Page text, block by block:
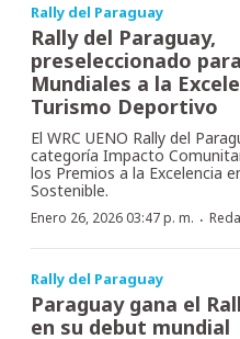
Rally del Paraguay
Rally del Paraguay,
preseleccionado
Mundiales a la
Turismo Deportivo
El WRC UENO Rally del
categoría Impacto
los Premios a la Excelencia
Sostenible.
Enero 26, 2026 03:47 p. m. ·
Rally del Paraguay
Paraguay gana el
en su debut mundial